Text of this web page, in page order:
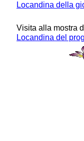
Locandina della
Visita alla mostra
Locandina del